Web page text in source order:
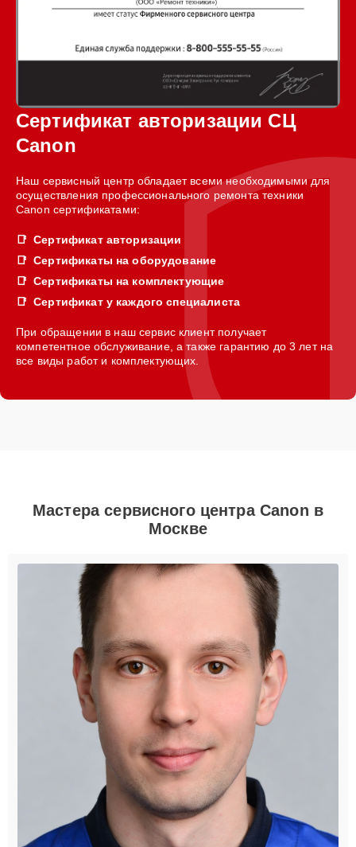
Сертификат авторизации СЦ
Canon
Наш сервисный центр обладает всеми необходимыми для
осуществления профессионального ремонта техники
Canon сертификатами:
Сертификат авторизации
Сертификаты на оборудование
Сертификаты на комплектующие
Сертификат у каждого специалиста
При обращении в наш сервис клиент получает
компетентное обслуживание, а также гарантию до 3 лет на
все виды работ и комплектующих.
Мастера сервисного центра Canon в
Москве